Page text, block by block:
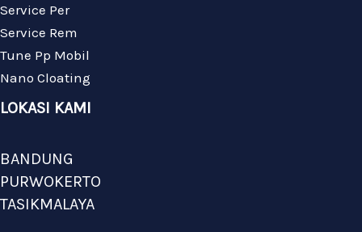
Service Per
Service Rem
Tune Pp Mobil
Nano Cloating
LOKASI KAMI
BANDUNG
PURWOKERTO
TASIKMALAYA